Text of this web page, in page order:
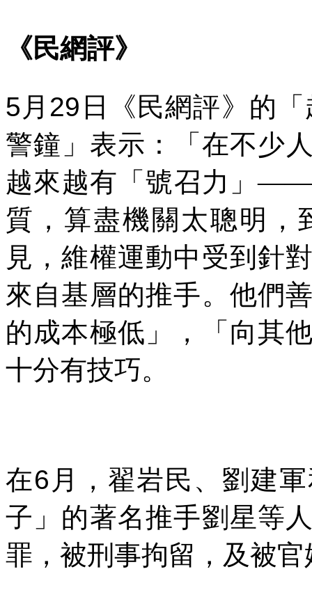
《民網評》
5 月 29 日《民網評》的
警鐘」表示：「在不少
越來越有「號召力」
質，算盡機關太聰明，
見，維權運動中受到針
來自基層的推手。他們
的成本極低」，「向其
十分有技巧。
在6 月，翟岩民、劉建
子」的著名推手劉星等
罪，被刑事拘留，及被